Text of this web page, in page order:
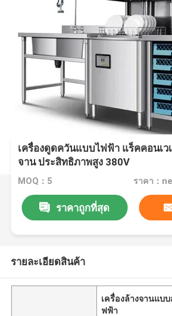
เครื่องดูดควันแบบไฟฟ้า แร็คคอนเว
จาน ประสิทธิภาพสูง 380V
MOQ：5 ราคา：
ราคาถูกที่สุด
รายละเอียดสินค้า
เครื่องล้างจานแบ
ฟฟ้า